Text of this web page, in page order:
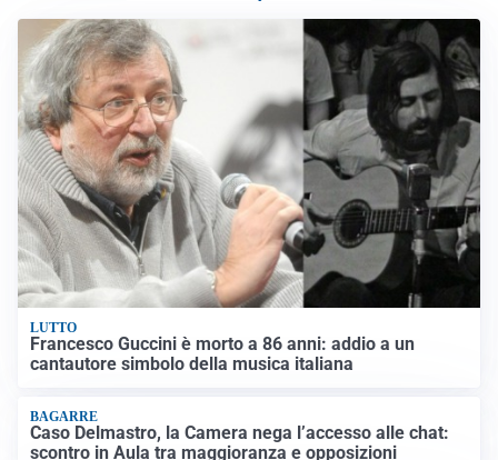
LUTTO
Francesco Guccini è morto a 86 anni: addio a un
cantautore simbolo della musica italiana
BAGARRE
Caso Delmastro, la Camera nega l’accesso alle chat:
scontro in Aula tra maggioranza e opposizioni